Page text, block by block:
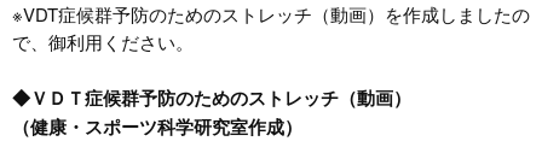
※VDT症候群予防のためのストレッチ（動画）を作成しましたの
で、御利用ください。
◆ＶＤＴ症候群予防のためのストレッチ（動画）
（健康・スポーツ科学研究室作成）